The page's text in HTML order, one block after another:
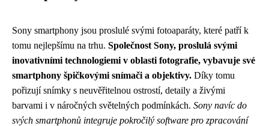
Sony smartphony jsou proslulé svými fotoaparáty, které patří k
tomu nejlepšímu na trhu. Společnost Sony, proslulá svými
inovativními technologiemi v oblasti fotografie, vybavuje své
smartphony špičkovými snímači a objektivy. Díky tomu
pořizují snímky s neuvěřitelnou ostrostí, detaily a živými
barvami i v náročných světelných podmínkách. Sony navíc do
svých smartphonů integruje pokročilý software pro zpracování